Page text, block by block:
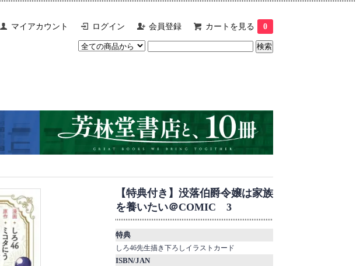
マイアカウント ログイン 会員登録 カートを見る 0
【特典付き】没落伯爵令嬢は家族
を養いたい＠COMIC 3
特典
しろ46先生描き下ろしイラストカード
ISBN/JAN